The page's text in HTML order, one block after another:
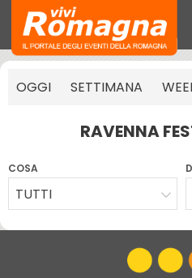
OGGI SETTIMANA
RAVENNA
COSA
TUTTI